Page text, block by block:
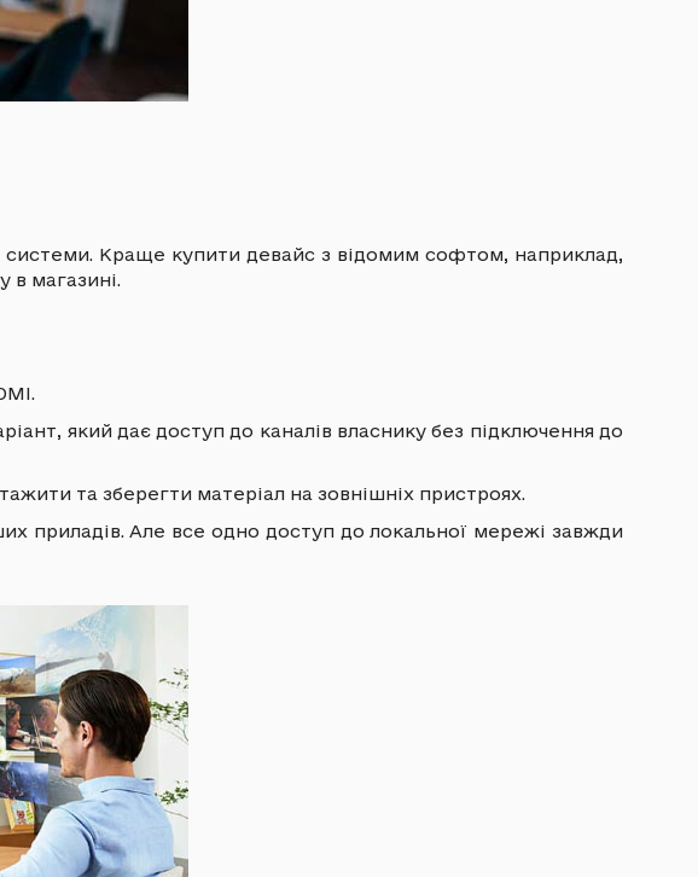
Краще купити девайс з відомим софтом, наприклад,
в магазині.
який дає доступ до каналів власнику без підключення до
та зберегти матеріал на зовнішніх пристроях.
приладів. Але все одно доступ до локальної мережі завжди